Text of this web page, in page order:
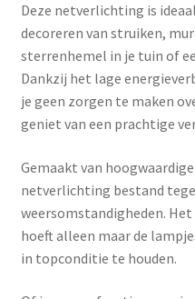
Deze netverlichting is
decoreren van struiken,
sterrenhemel in je tuin of
Dankzij het lage
je geen zorgen te maken
geniet van een prachtige
Gemaakt van
netverlichting bestand
weersomstandigheden.
hoeft alleen maar de
in topconditie te houden.